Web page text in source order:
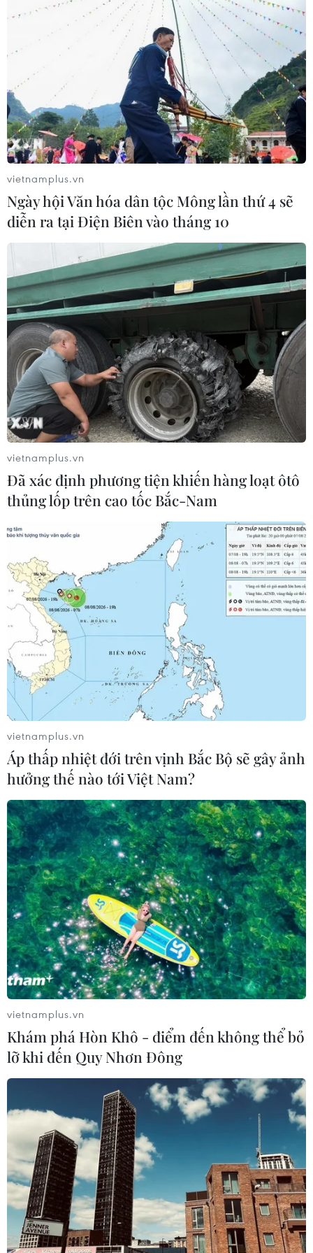
TIN CÙNG CHUYÊN MỤC
Indonesia không áp thuế chống bán
phá giá với nhựa từ Việt Nam
07/08/2026 14:45
Chủ tịch Quốc hội kiêm Chủ tịch Hạ
viện Thái Lan kết thúc chuyến thăm
Việt Nam
07/08/2026 14:34
Tổng Bí thư, Chủ tịch nước Tô Lâm:
Hợp tác nghị viện là trụ cột quan
trọng giữa Việt Nam-Thái Lan
07/08/2026 13:39
vietnamplus.vn
Ngày hội Văn hóa dân tộc Mông lần thứ 4 sẽ
diễn ra tại Điện Biên vào tháng 10
vietnamplus.vn
Đã xác định phương tiện khiến hàng loạt ôtô
thủng lốp trên cao tốc Bắc-Nam
vietnamplus.vn
Áp thấp nhiệt đới trên vịnh Bắc Bộ sẽ gây ảnh
hưởng thế nào tới Việt Nam?
vietnamplus.vn
Khám phá Hòn Khô - điểm đến không thể bỏ
lỡ khi đến Quy Nhơn Đông